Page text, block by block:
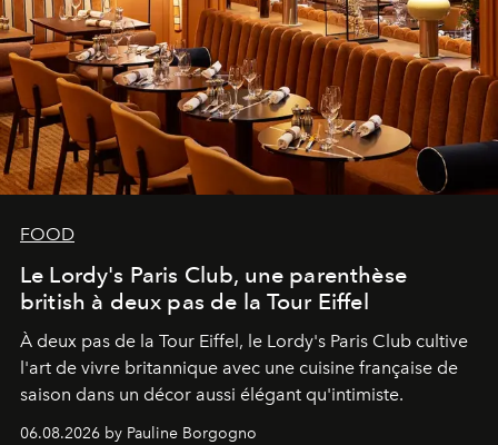
FOOD
Le Lordy's Paris Club, une parenthèse
british à deux pas de la Tour Eiffel
À deux pas de la Tour Eiffel, le Lordy's Paris Club cultive
l'art de vivre britannique avec une cuisine française de
saison dans un décor aussi élégant qu'intimiste.
06.08.2026 by Pauline Borgogno